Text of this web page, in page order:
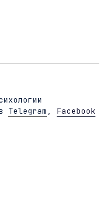
Telegram, Facebook